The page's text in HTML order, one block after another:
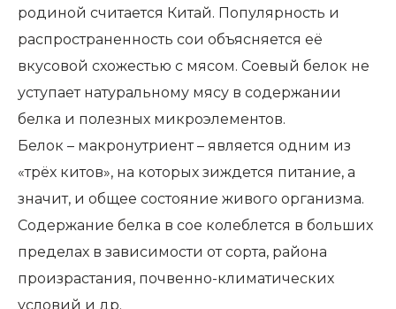
родиной считается Китай. Популярность и
распространенность сои объясняется её
вкусовой схожестью с мясом. Соевый белок не
уступает натуральному мясу в содержании
белка и полезных микроэлементов.
Белок – макронутриент – является одним из
«трёх китов», на которых зиждется питание, а
значит, и общее состояние живого организма.
Содержание белка в сое колеблется в больших
пределах в зависимости от сорта, района
произрастания, почвенно-климатических
условий и др.